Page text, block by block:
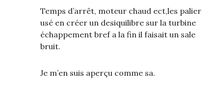
Temps d’arrêt, moteur chaud ect,les palier
usé en créer un desiquilibre sur la turbine
échappement bref a la fin il faisait un sale
bruit.
Je m’en suis aperçu comme sa.